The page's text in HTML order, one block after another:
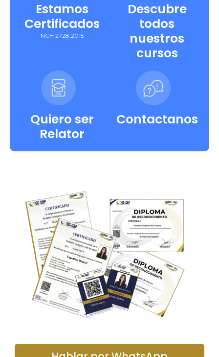
Estamos
Certificados
NCH 2728:2015
Descubre
todos
nuestros
cursos
Quiero ser
Relator
Contactanos